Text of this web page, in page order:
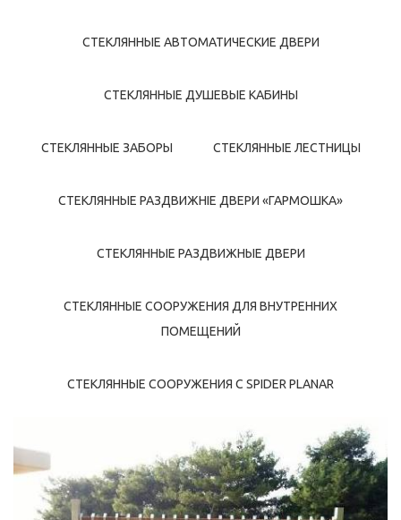
СТЕКЛЯННЫЕ АВТОМАТИЧЕСКИЕ ДВЕРИ
СТЕКЛЯННЫЕ ДУШЕВЫЕ КАБИНЫ
СТЕКЛЯННЫЕ ЗАБОРЫ СТЕКЛЯННЫЕ ЛЕСТНИЦЫ
СТЕКЛЯННЫЕ РАЗДВИЖНІЕ ДВЕРИ «ГАРМОШКА»
СТЕКЛЯННЫЕ РАЗДВИЖНЫЕ ДВЕРИ
СТЕКЛЯННЫЕ СООРУЖЕНИЯ ДЛЯ ВНУТРЕННИХ
ПОМЕЩЕНИЙ
СТЕКЛЯННЫЕ СООРУЖЕНИЯ С SPIDER PLANAR